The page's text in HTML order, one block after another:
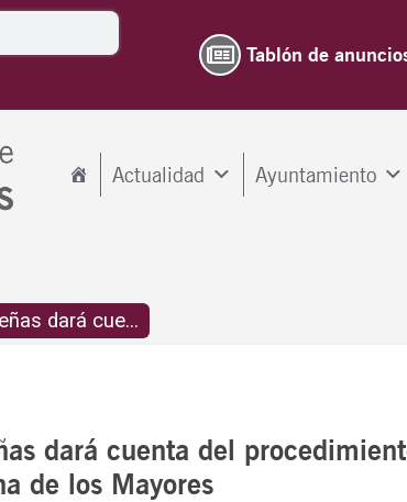
Tablón de
Actualidad Ayuntamiento
dará cue...
dará cuenta del
de los Mayores